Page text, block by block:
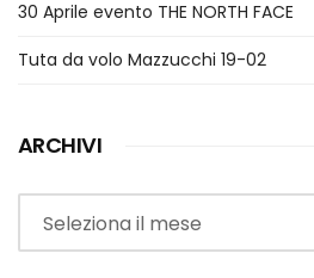
30 Aprile evento THE NORTH FACE
Tuta da volo Mazzucchi 19-02
ARCHIVI
Archivi